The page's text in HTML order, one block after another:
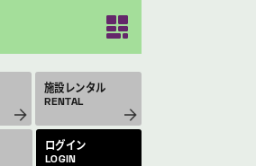
施設レンタル
RENTAL
ログイン
LOGIN